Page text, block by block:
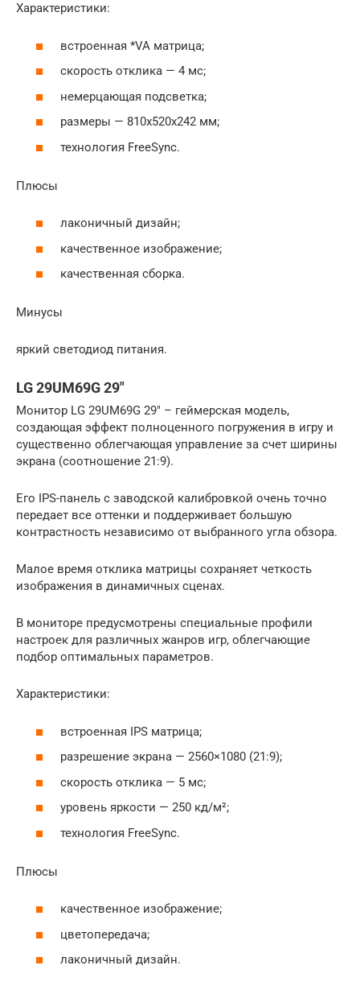
Характеристики:
встроенная *VA матрица;
скорость отклика — 4 мс;
немерцающая подсветка;
размеры — 810x520x242 мм;
технология FreeSync.
Плюсы
лаконичный дизайн;
качественное изображение;
качественная сборка.
Минусы
яркий светодиод питания.
LG 29UM69G 29″
Монитор LG 29UM69G 29″ – геймерская модель,
создающая эффект полноценного погружения в игру и
существенно облегчающая управление за счет ширины
экрана (соотношение 21:9).
Его IPS-панель с заводской калибровкой очень точно
передает все оттенки и поддерживает большую
контрастность независимо от выбранного угла обзора.
Малое время отклика матрицы сохраняет четкость
изображения в динамичных сценах.
В мониторе предусмотрены специальные профили
настроек для различных жанров игр, облегчающие
подбор оптимальных параметров.
Характеристики:
встроенная IPS матрица;
разрешение экрана — 2560×1080 (21:9);
скорость отклика — 5 мс;
уровень яркости — 250 кд/м²;
технология FreeSync.
Плюсы
качественное изображение;
цветопередача;
лаконичный дизайн.